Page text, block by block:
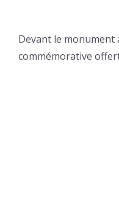
Devant le
commémorative